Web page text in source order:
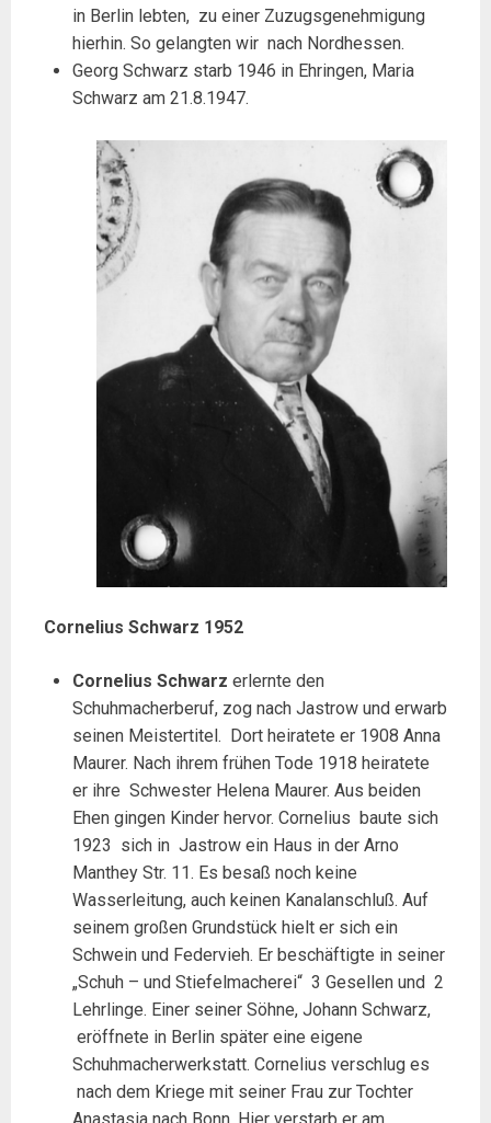
in Berlin lebten, zu einer Zuzugsgenehmigung
hierhin. So gelangten wir nach Nordhessen.
Georg Schwarz starb 1946 in Ehringen, Maria
Schwarz am 21.8.1947.
Cornelius Schwarz 1952
Cornelius Schwarz erlernte den
Schuhmacherberuf, zog nach Jastrow und erwarb
seinen Meistertitel. Dort heiratete er 1908 Anna
Maurer. Nach ihrem frühen Tode 1918 heiratete
er ihre Schwester Helena Maurer. Aus beiden
Ehen gingen Kinder hervor. Cornelius baute sich
1923 sich in Jastrow ein Haus in der Arno
Manthey Str. 11. Es besaß noch keine
Wasserleitung, auch keinen Kanalanschluß. Auf
seinem großen Grundstück hielt er sich ein
Schwein und Federvieh. Er beschäftigte in seiner
„Schuh – und Stiefelmacherei“ 3 Gesellen und 2
Lehrlinge. Einer seiner Söhne, Johann Schwarz,
eröffnete in Berlin später eine eigene
Schuhmacherwerkstatt. Cornelius verschlug es
nach dem Kriege mit seiner Frau zur Tochter